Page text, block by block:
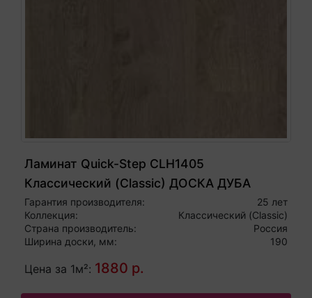
Ламинат Quick-Step CLH1405
Классический (Classic) ДОСКА ДУБА
СВЕТЛО-СЕРОГО СТАРИННОГО, 32 класс
влагостойкий
Гарантия производителя:
25 лет
Коллекция:
Классический (Classic)
Страна производитель:
Россия
Ширина доски, мм:
190
Цена за 1м²: 1880 р.